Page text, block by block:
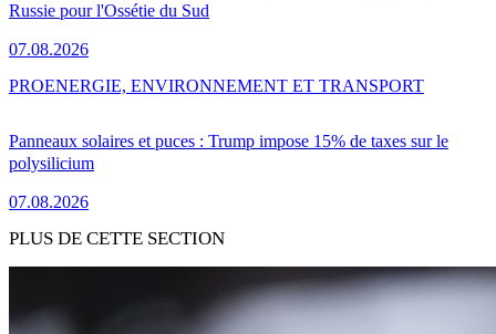
Russie pour l'Ossétie du Sud
07.08.2026
Panneaux solaires et puces : Trump impose 15% de taxes sur le
polysilicium
07.08.2026
PROENERGIE, ENVIRONNEMENT ET TRANSPORT
PLUS DE CETTE SECTION